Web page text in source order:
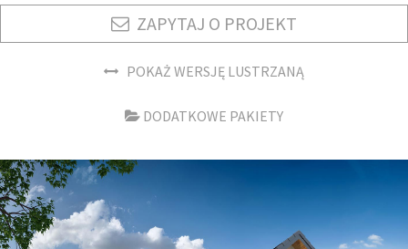
ZAPYTAJ O PROJEKT
POKAŻ WERSJĘ LUSTRZANĄ
DODATKOWE PAKIETY